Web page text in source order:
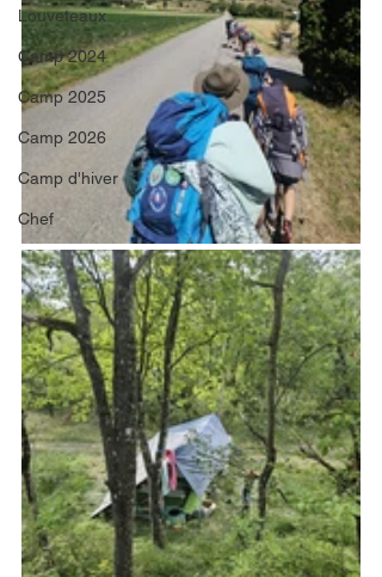
Louveteaux
Camp 2024
Camp 2025
Camp 2026
Camp d'hiver
Chef